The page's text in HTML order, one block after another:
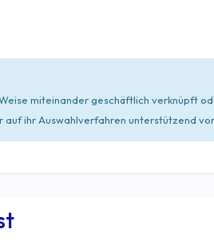
miteinander geschäftlich verknüpft
auf ihr Auswahlverfahren unterstützend